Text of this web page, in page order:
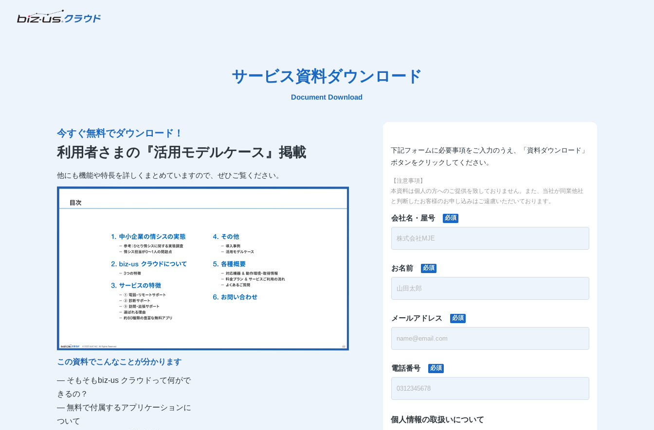
サービス資料ダウンロード
Document Download
今すぐ無料でダウンロード！
利用者さまの『活用モデルケース』掲載
他にも機能や特長を詳しくまとめていますので、ぜひご覧ください。
この資料でこんなことが分かります
― そもそもbiz-us クラウドって何がで
きるの？
― 無料で付属するアプリケーションに
ついて
下記フォームに必要事項をご入力のうえ、「資料ダウンロード」
ボタンをクリックしてください。
【注意事項】
本資料は個人の方へのご提供を致しておりません。また、当社が同業他社
と判断したお客様のお申し込みはご遠慮いただいております。
会社名・屋号 必須
お名前 必須
メールアドレス 必須
電話番号 必須
個人情報の取扱いについて